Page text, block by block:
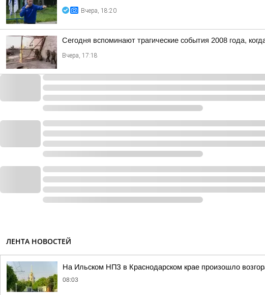
Вчера, 18:20
Сегодня вспоминают трагические события 2008 года,
Вчера, 17:18
ЛЕНТА НОВОСТЕЙ
На Ильском НПЗ в Краснодарском крае произошло
08:03